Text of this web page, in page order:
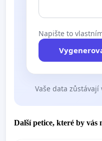
Napište to
Vaše data zůstávají
Další petice, které by vás